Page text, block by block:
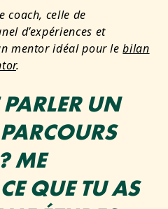
coach, celle de
d’expériences et
mentor idéal pour lebilan
.
UN
ME
QUE TU AS